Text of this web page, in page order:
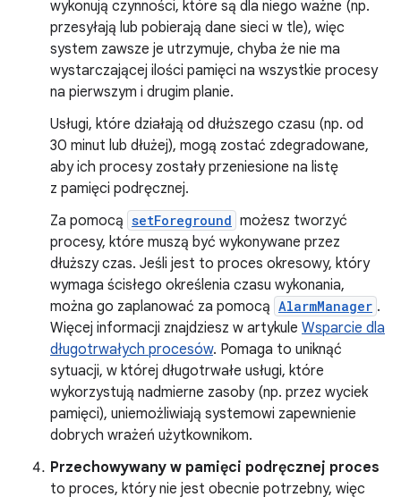
wykonują czynności, które są dla niego ważne (np.
przesyłają lub pobierają dane sieci w tle), więc
system zawsze je utrzymuje, chyba że nie ma
wystarczającej ilości pamięci na wszystkie procesy
na pierwszym i drugim planie.
Usługi, które działają od dłuższego czasu (np. od
30 minut lub dłużej), mogą zostać zdegradowane,
aby ich procesy zostały przeniesione na listę
z pamięci podręcznej.
Za pomocą setForeground możesz tworzyć
procesy, które muszą być wykonywane przez
dłuższy czas. Jeśli jest to proces okresowy, który
wymaga ścisłego określenia czasu wykonania,
można go zaplanować za pomocą AlarmManager .
Więcej informacji znajdziesz w artykule Wsparcie dla
długotrwałych procesów. Pomaga to uniknąć
sytuacji, w której długotrwałe usługi, które
wykorzystują nadmierne zasoby (np. przez wyciek
pamięci), uniemożliwiają systemowi zapewnienie
dobrych wrażeń użytkownikom.
Przechowywany w pamięci podręcznej proces
to proces, który nie jest obecnie potrzebny, więc